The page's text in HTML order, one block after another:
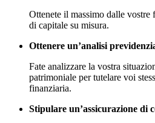
Ottenete il massimo dalle vostre
di capitale su misura.
Ottenere un’analisi
Fate analizzare la vostra
patrimoniale per tutelare voi
finanziaria.
Stipulare un’assicurazione di